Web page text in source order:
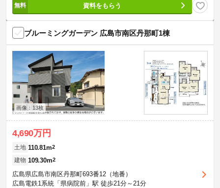
資料をもらう
ブルーミングガーデン 広島市南区丹那町1棟
画像：13枚
4,690万円
土地 110.81m2
建物 109.30m2
広島県広島市南区丹那町693番12（地番）
広島電鉄1系統「県病院前」駅 徒歩21分～21分